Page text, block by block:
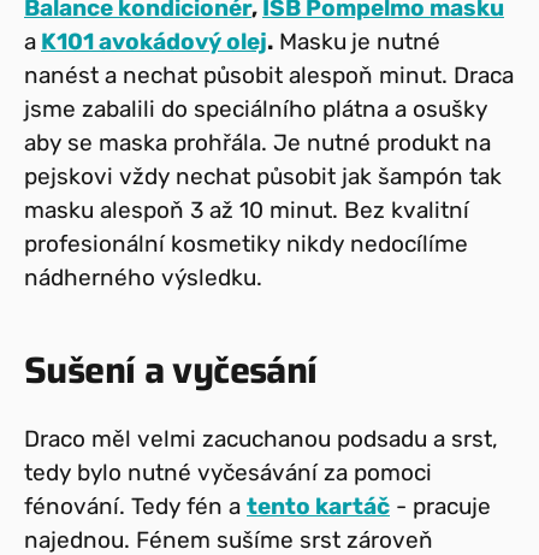
Balance kondicionér, ISB Pompelmo masku
a K101 avokádový olej. Masku je nutné
nanést a nechat působit alespoň minut. Draca
jsme zabalili do speciálního plátna a osušky
aby se maska prohřála. Je nutné produkt na
pejskovi vždy nechat působit jak šampón tak
masku alespoň 3 až 10 minut. Bez kvalitní
profesionální kosmetiky nikdy nedocílíme
nádherného výsledku.
Sušení a vyčesání
Draco měl velmi zacuchanou podsadu a srst,
tedy bylo nutné vyčesávání za pomoci
fénování. Tedy fén a tento kartáč - pracuje
najednou. Fénem sušíme srst zároveň